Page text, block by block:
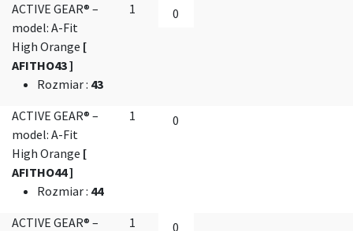
ACTIVE GEAR® –
model: A-Fit
High Orange [
AFITHO43 ]
Rozmiar: 43
1
ACTIVE GEAR® –
model: A-Fit
High Orange [
AFITHO44 ]
Rozmiar: 44
1
ACTIVE GEAR® –
1